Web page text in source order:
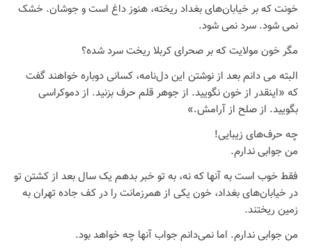
خونت که بر خیابان‌های بغداد ریخته، هنوز داغ است و جوشان. خشک
نمی شود. سرد نمی شود.
مگر خون مولایت که بر صحرای کربلا ریخت سرد شده؟
البته می دانم بعد از نوشتن این دل‌نامه، کسانی دوباره خواهند گفت
که «اینقدر از خون نگویید. از جوهر قلم حرف بزنید. از دموکراسی
بگویید. از صلح از آرامش.»
چه حرف‌های زیبایی!
من جوابی ندارم.
فقط خوب است به آنها که نه، به تو خبر بدهم یک سال بعد از کشتن تو
در خیابان‌های بغداد، خون یکی از همرزمانت را در کف جاده تهران به
زمین ریختند.
من جوابی ندارم. اما نمی‌دانم جواب آنها چه خواهد بود.